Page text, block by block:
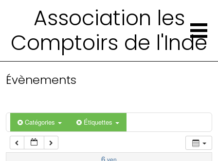
Association les
Comptoirs de l'Inde
Évènements
Catégories Étiquettes
6 ven
4 h 00 min
6 h 00 min
7 h 00 min